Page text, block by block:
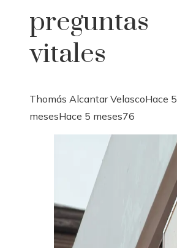
preguntas
vitales
Thomás Alcantar VelascoHace 5
mesesHace 5 meses76